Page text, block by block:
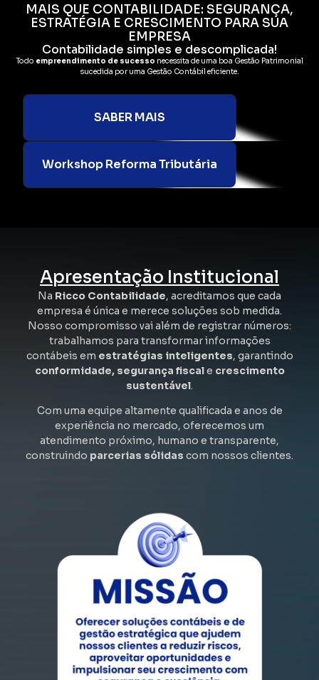
MAIS QUE CONTABILIDADE: SEGURANÇA,
ESTRATÉGIA E CRESCIMENTO PARA SUA
EMPRESA
Contabilidade simples e descomplicada!
Todo empreendimento de sucesso necessita de uma boa Gestão Patrimonial
sucedida por uma Gestão Contábil eficiente.
SABER MAIS
Workshop Reforma Tributária
Apresentação Institucional
Na Ricco Contabilidade, acreditamos que cada
empresa é única e merece soluções sob medida.
Nosso compromisso vai além de registrar números:
trabalhamos para transformar informações
contábeis em estratégias inteligentes, garantindo
conformidade, segurança fiscale crescimento
sustentável.
Com uma equipe altamente qualificada e anos de
experiência no mercado, oferecemos um
atendimento próximo, humano e transparente,
construindo parcerias sólidas com nossos clientes.